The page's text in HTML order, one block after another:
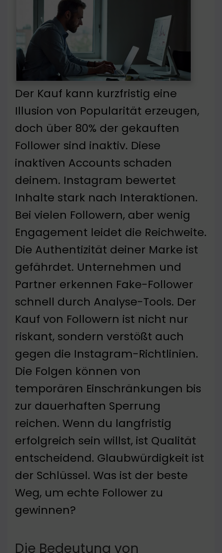
Der Kauf kann kurzfristig eine
Illusion von Popularität erzeugen,
doch über 80% der gekauften
Follower sind inaktiv. Diese
inaktiven Accounts schaden
deinem. Instagram bewertet
Inhalte stark nach Interaktionen.
Bei vielen Followern, aber wenig
Engagement leidet die Reichweite.
Die Authentizität deiner Marke ist
gefährdet. Unternehmen und
Partner erkennen Fake-Follower
schnell durch Analyse-Tools. Der
Kauf von Followern ist nicht nur
riskant, sondern verstößt auch
gegen die Instagram-Richtlinien.
Die Folgen können von
temporären Einschränkungen bis
zur dauerhaften Sperrung
reichen. Wenn du langfristig
erfolgreich sein willst, ist Qualität
entscheidend. Glaubwürdigkeit ist
der Schlüssel. Was ist der beste
Weg, um echte Follower zu
gewinnen?
Die Bedeutung von